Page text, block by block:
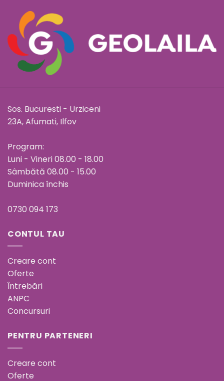
Sos. Bucuresti - Urziceni
23A, Afumati, Ilfov
Program:
Luni - Vineri 08.00 - 18.00
Sâmbătă 08.00 - 15.00
Duminica închis
0730 094 173
CONTUL TAU
Creare cont
Oferte
Întrebări
ANPC
Concursuri
PENTRU PARTENERI
Creare cont
Oferte